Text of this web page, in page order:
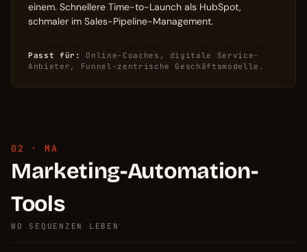
einem. Schnellere Time-to-Launch als HubSpot,
schmaler im Sales-Pipeline-Management.
Passt für:
Online-Coaches, digitale Service-
Anbieter, Funnel-zentrische Geschäftsmodelle.
02 · MA
Marketing-Automation-
Tools
WO SEQUENZEN LEBEN